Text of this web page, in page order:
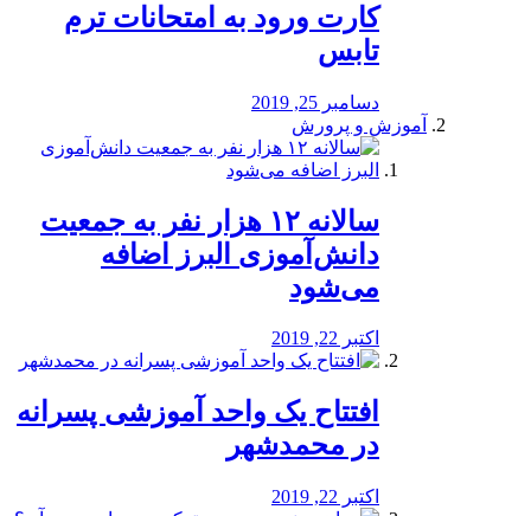
کارت ورود به امتحانات ترم
تابس
دسامبر 25, 2019
آموزش و پرورش
️سالانه ۱۲ هزار نفر به جمعیت
دانش‌آموزی البرز اضافه
می‌شود
اکتبر 22, 2019
افتتاح یک واحد آموزشی پسرانه
در محمدشهر
اکتبر 22, 2019